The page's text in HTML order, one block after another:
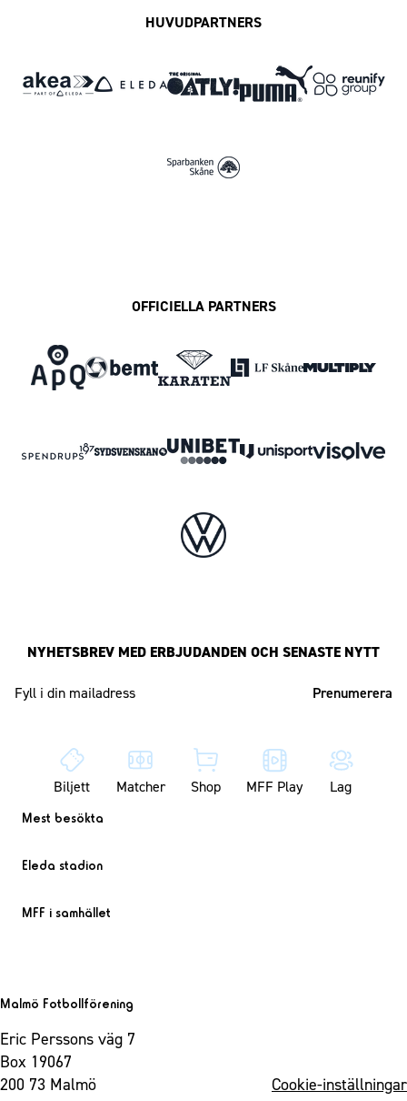
HUVUDPARTNERS
OFFICIELLA PARTNERS
NYHETSBREV MED ERBJUDANDEN OCH SENASTE NYTT
Biljett Matcher Shop MFF Play Lag
Mest besökta
Eleda stadion
MFF i samhället
Malmö Fotbollförening
Eric Perssons väg 7
Box 19067
200 73 Malmö
Cookie-inställningar